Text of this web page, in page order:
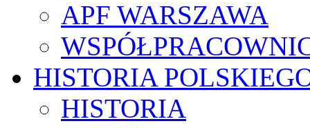
APF WARSZAWA
HISTORIA
HISTORIA